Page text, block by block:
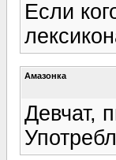
Если
Амазонка
Девчат,